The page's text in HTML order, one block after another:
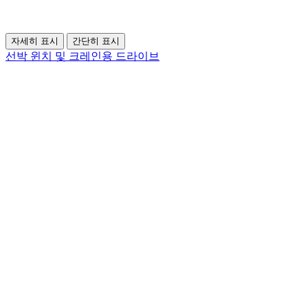
자세히 표시 간단히 표시
선박 윈치 및 크레인용 드라이브